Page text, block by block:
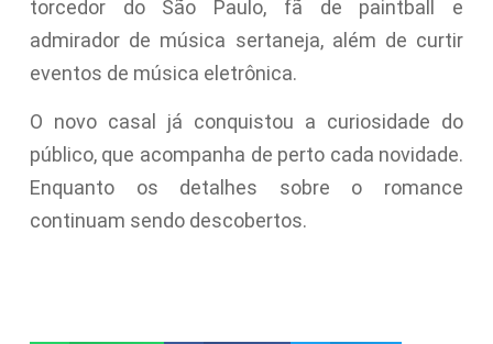
torcedor do São Paulo, fã de paintball e
admirador de música sertaneja, além de curtir
eventos de música eletrônica.
O novo casal já conquistou a curiosidade do
público, que acompanha de perto cada novidade.
Enquanto os detalhes sobre o romance
continuam sendo descobertos.